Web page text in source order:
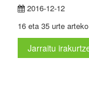
2016-12-12
16 eta 35 urte
Jarraitu